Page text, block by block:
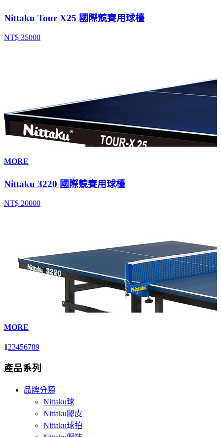
Nittaku Tour X25 國際競賽用球檯
NT$ 35000
MORE
Nittaku 3220 國際競賽用球檯
NT$ 20000
MORE
123456789
產品系列
品牌分類
Nittaku球
Nittaku膠皮
Nittaku球拍